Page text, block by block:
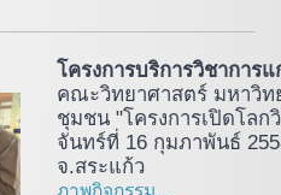
โครงการบริการวิชากา
คณะวิทยาศาสตร์ มหาวิท
ชุมชน "โครงการเปิดโล
จันทร์ที่ 16 กุมภาพันธ์
จ.สระแก้ว